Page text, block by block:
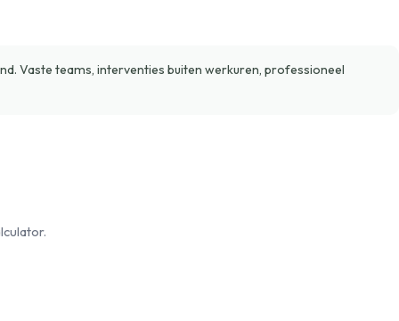
Vaste teams, interventies buiten werkuren, professioneel